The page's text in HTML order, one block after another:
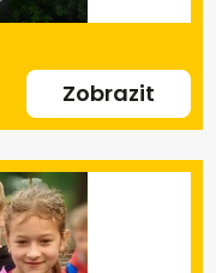
Zobrazit